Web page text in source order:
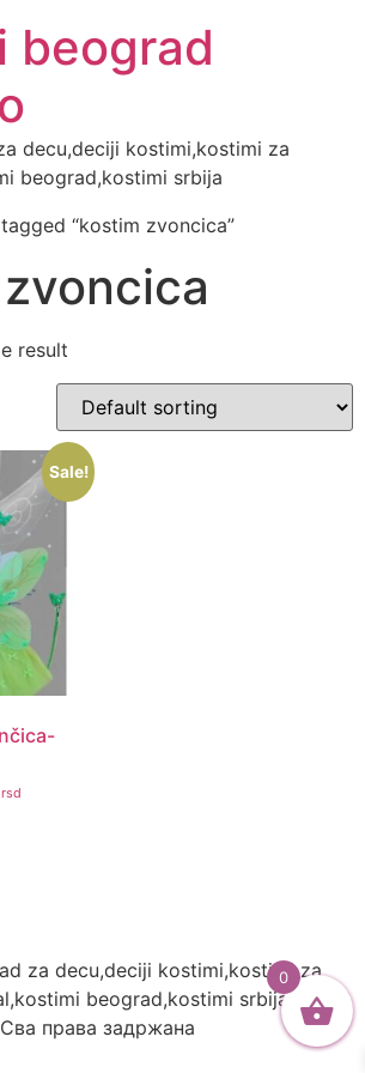
beograd
decu,deciji kostimi,kostimi za
beograd,kostimi srbija
“kostim zvoncica”
result
Sale!
rsd
za decu,deciji kostimi,kostimi za
beograd,kostimi srbija
Сва права задржана
0